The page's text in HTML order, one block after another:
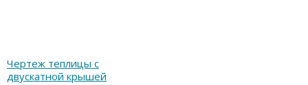
Чертеж теплицы с
двускатной крышей